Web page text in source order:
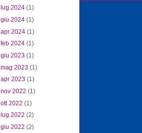
lug 2024 (1)
giu 2024 (1)
apr 2024 (1)
feb 2024 (1)
giu 2023 (1)
mag 2023 (1)
apr 2023 (1)
nov 2022 (1)
ott 2022 (1)
lug 2022 (2)
giu 2022 (2)